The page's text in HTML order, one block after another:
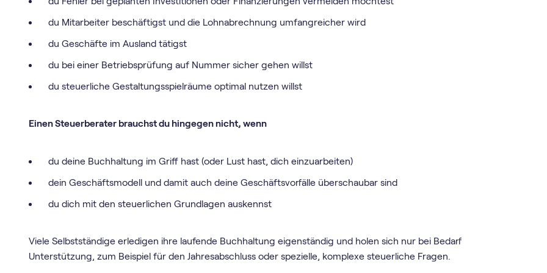
du Mitarbeiter beschäftigst und die Lohnabrechnung umfangreicher wird
du Geschäfte im Ausland tätigst
du bei einer Betriebsprüfung auf Nummer sicher gehen willst
du steuerliche Gestaltungsspielräume optimal nutzen willst
Einen Steuerberater brauchst du hingegen nicht, wenn
du deine Buchhaltung im Griff hast (oder Lust hast, dich einzuarbeiten)
dein Geschäftsmodell und damit auch deine Geschäftsvorfälle überschaubar sind
du dich mit den steuerlichen Grundlagen auskennst
Viele Selbstständige erledigen ihre laufende Buchhaltung eigenständig und holen sich nur bei Bedarf
Unterstützung, zum Beispiel für den Jahresabschluss oder spezielle, komplexe steuerliche Fragen.